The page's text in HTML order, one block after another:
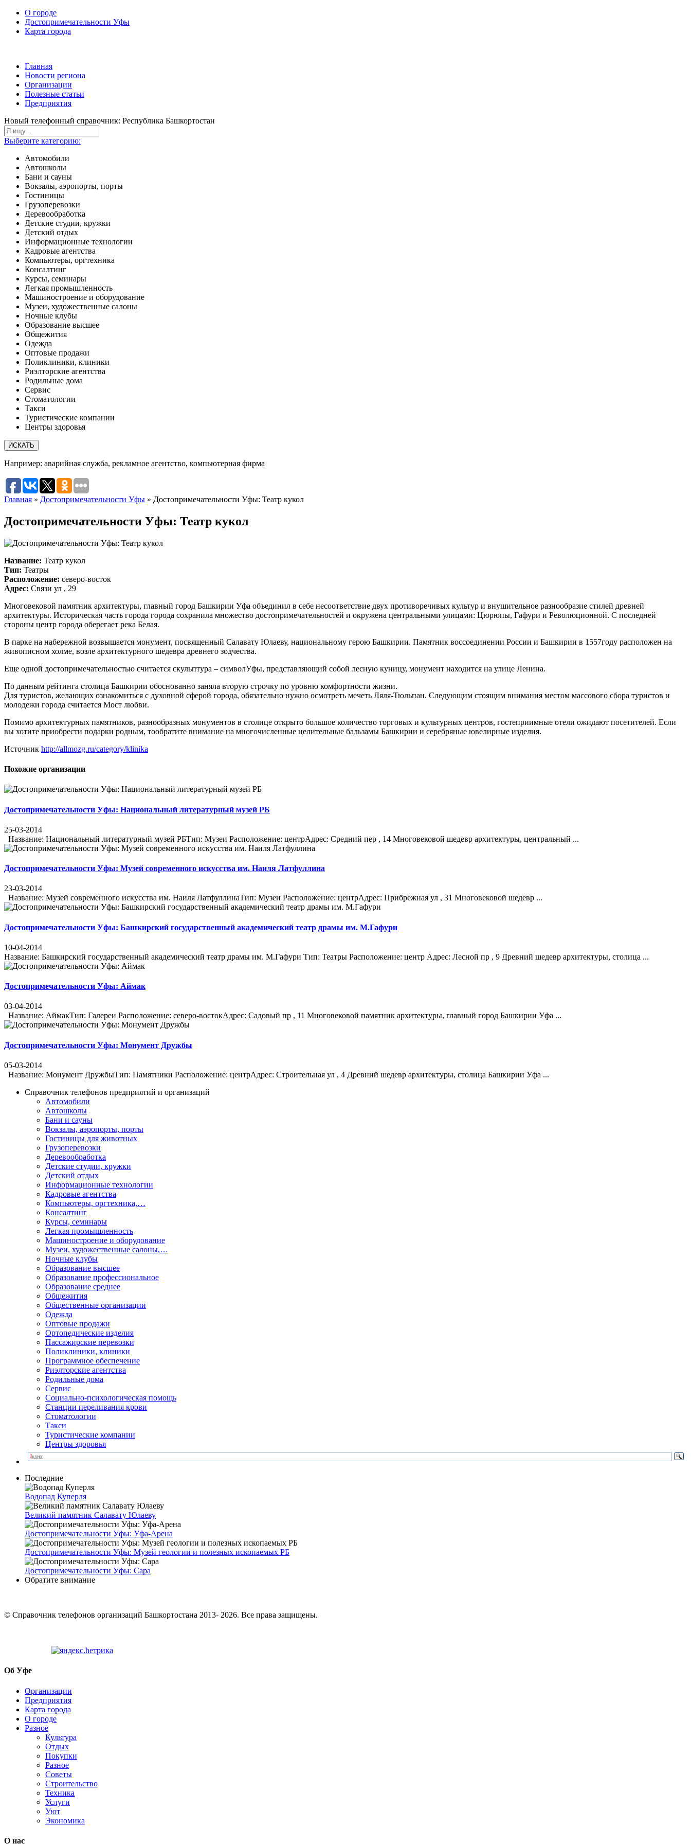
О городе
Достопримечательности Уфы
Карта города
Главная
Новости региона
Организации
Полезные статьи
Предприятия
Новый телефонный справочник: Республика Башкортостан
Выберите категорию:
Автомобили
Автошколы
Бани и сауны
Вокзалы, аэропорты, порты
Гостиницы
Грузоперевозки
Деревообработка
Детские студии, кружки
Детский отдых
Информационные технологии
Кадровые агентства
Компьютеры, оргтехника
Консалтинг
Курсы, семинары
Легкая промышленность
Машиностроение и оборудование
Музеи, художественные салоны
Ночные клубы
Образование высшее
Общежития
Одежда
Оптовые продажи
Поликлиники, клиники
Риэлторские агентства
Родильные дома
Сервис
Стоматологии
Такси
Туристические компании
Центры здоровья
Например: аварийная служба, рекламное агентство, компьютерная фирма
Главная » Достопримечательности Уфы » Достопримечательности Уфы: Театр кукол
Достопримечательности Уфы: Театр кукол
Название: Театр кукол
Тип: Театры
Расположение: северо-восток
Адрес: Связи ул , 29
Многовековой памятник архитектуры, главный город Башкирии Уфа объединил в себе несоответствие двух противоречивых культур и внушительное разнообразие стилей древней
архитектуры. Историческая часть города города сохранила множество достопримечательностей и окружена центральными улицами: Цюрюпы, Гафури и Революционной. С последней
стороны центр города оберегает река Белая.
В парке на набережной возвышается монумент, посвященный Салавату Юлаеву, национальному герою Башкирии. Памятник воссоединении России и Башкирии в 1557году расположен на
живописном холме, возле архитектурного шедевра древнего зодчества.
Еще одной достопримечательностью считается скульптура – символУфы, представляющий собой лесную куницу, монумент находится на улице Ленина.
По данным рейтинга столица Башкирии обоснованно заняла вторую строчку по уровню комфортности жизни.
Для туристов, желающих ознакомиться с духовной сферой города, обязательно нужно осмотреть мечеть Ляля-Тюльпан. Следующим стоящим внимания местом массового сбора туристов и
молодежи города считается Мост любви.
Помимо архитектурных памятников, разнообразных монументов в столице открыто большое количество торговых и культурных центров, гостеприимные отели ожидают посетителей. Если
вы хотите приобрести подарки родным, тообратите внимание на многочисленные целительные бальзамы Башкирии и серебряные ювелирные изделия.
Источник http://allmozg.ru/category/klinika
Похожие организации
Достопримечательности Уфы: Национальный литературный музей РБ
25-03-2014
Название: Национальный литературный музей РБТип: Музеи Расположение: центрАдрес: Средний пер , 14 Многовековой шедевр архитектуры, центральный ...
Достопримечательности Уфы: Музей современного искусства им. Наиля Латфуллина
23-03-2014
Название: Музей современного искусства им. Наиля ЛатфуллинаТип: Музеи Расположение: центрАдрес: Прибрежная ул , 31 Многовековой шедевр ...
Достопримечательности Уфы: Башкирский государственный академический театр драмы им. М.Гафури
10-04-2014
Название: Башкирский государственный академический театр драмы им. М.Гафури Тип: Театры Расположение: центр Адрес: Лесной пр , 9 Древний шедевр архитектуры, столица ...
Достопримечательности Уфы: Аймак
03-04-2014
Название: АймакТип: Галереи Расположение: северо-востокАдрес: Садовый пр , 11 Многовековой памятник архитектуры, главный город Башкирии Уфа ...
Достопримечательности Уфы: Монумент Дружбы
05-03-2014
Название: Монумент ДружбыТип: Памятники Расположение: центрАдрес: Строительная ул , 4 Древний шедевр архитектуры, столица Башкирии Уфа ...
Справочник телефонов предприятий и организаций
Автомобили
Автошколы
Бани и сауны
Вокзалы, аэропорты, порты
Гостиницы для животных
Грузоперевозки
Деревообработка
Детские студии, кружки
Детский отдых
Информационные технологии
Кадровые агентства
Компьютеры, оргтехника,…
Консалтинг
Курсы, семинары
Легкая промышленность
Машиностроение и оборудование
Музеи, художественные салоны,…
Ночные клубы
Образование высшее
Образование профессиональное
Образование среднее
Общежития
Общественные организации
Одежда
Оптовые продажи
Ортопедические изделия
Пассажирские перевозки
Поликлиники, клиники
Программное обеспечение
Риэлторские агентства
Родильные дома
Сервис
Социально-психологическая помощь
Станции переливания крови
Стоматологии
Такси
Туристические компании
Центры здоровья
Последние
Водопад Куперля
Великий памятник Салавату Юлаеву
Достопримечательности Уфы: Уфа-Арена
Достопримечательности Уфы: Музей геологии и полезных ископаемых РБ
Достопримечательности Уфы: Сара
Обратите внимание
© Cправочник телефонов организаций Башкортостана 2013- 2026. Все права защищены.
Об Уфе
Организации
Предприятия
Карта города
О городе
Разное
Культура
Отдых
Покупки
Разное
Советы
Строительство
Техника
Услуги
Уют
Экономика
О нас